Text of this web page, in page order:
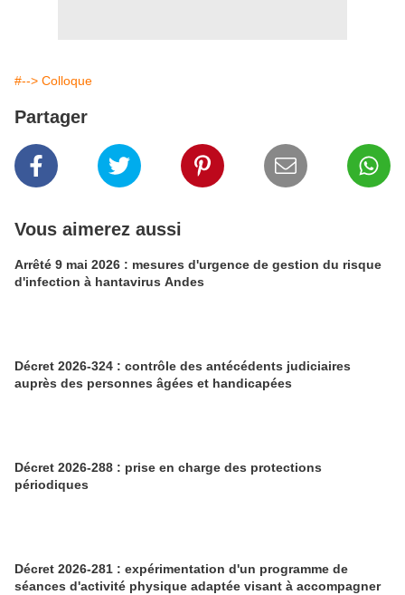
#--> Colloque
Partager
Vous aimerez aussi
Arrêté 9 mai 2026 : mesures d'urgence de gestion du risque
d'infection à hantavirus Andes
Décret 2026-324 : contrôle des antécédents judiciaires
auprès des personnes âgées et handicapées
Décret 2026-288 : prise en charge des protections
périodiques
Décret 2026-281 : expérimentation d'un programme de
séances d'activité physique adaptée visant à accompagner